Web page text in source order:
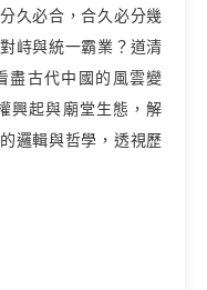
久必合，合久必分幾
峙與統一霸業？道清
盡古代中國的風雲變
興起與廟堂生態，解
邏輯與哲學，透視歷